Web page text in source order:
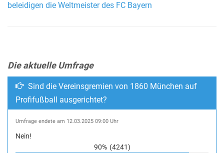
beleidigen die Weltmeister des FC Bayern
Die aktuelle Umfrage
Sind die Vereinsgremien von 1860 München auf
Profifußball ausgerichtet?
Umfrage endete am 12.03.2025 09:00 Uhr
Nein!
90% (4241)